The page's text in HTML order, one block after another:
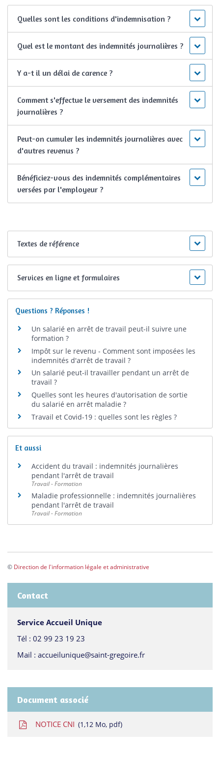
Quelles sont les conditions d'indemnisation ?
Quel est le montant des indemnités journalières ?
Y a-t il un délai de carence ?
Comment s'effectue le versement des indemnités
journalières ?
Peut-on cumuler les indemnités journalières avec
d'autres revenus ?
Bénéficiez-vous des indemnités complémentaires
versées par l'employeur ?
Textes de référence
Services en ligne et formulaires
Questions ? Réponses !
Un salarié en arrêt de travail peut-il suivre une
formation ?
Impôt sur le revenu - Comment sont imposées les
indemnités d'arrêt de travail ?
Un salarié peut-il travailler pendant un arrêt de
travail ?
Quelles sont les heures d'autorisation de sortie
du salarié en arrêt maladie ?
Travail et Covid-19 : quelles sont les règles ?
Et aussi
Accident du travail : indemnités journalières
pendant l'arrêt de travail
Travail - Formation
Maladie professionnelle : indemnités journalières
pendant l'arrêt de travail
Travail - Formation
© Direction de l'information légale et administrative
Contact
Service Accueil Unique
Tél : 02 99 23 19 23
Mail : accueilunique@saint-gregoire.fr
Document associé
NOTICE CNI 1,12 Mo, pdf